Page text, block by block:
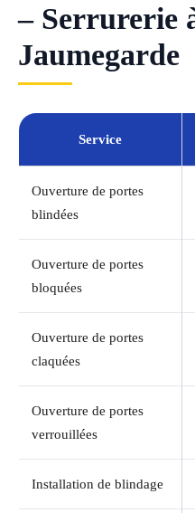
– Serrurerie
Jaumegarde
Service
Ouverture de portes
blindées
Ouverture de portes
bloquées
Ouverture de portes
claquées
Ouverture de portes
verrouillées
Installation de blindage